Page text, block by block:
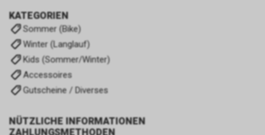
KATEGORIEN
Sommer (Bike)
Winter (Langlauf)
Kids (Sommer/Winter)
Accessoires
Gutscheine / Diverses
NÜTZLICHE INFORMATIONEN
ZAHLUNGSMETHODEN